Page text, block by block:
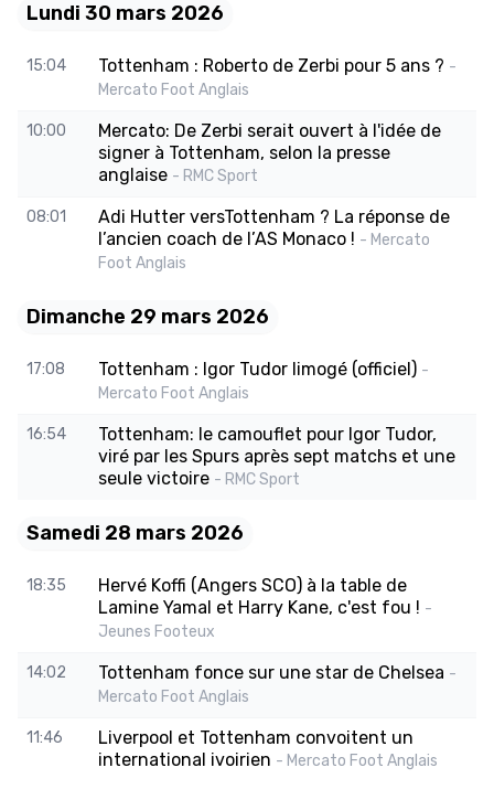
Lundi 30 mars 2026
15:04 Tottenham : Roberto de Zerbi pour 5 ans ? -
Mercato Foot Anglais
10:00
Mercato: De Zerbi serait ouvert à l'idée de
signer à Tottenham, selon la presse
anglaise - RMC Sport
08:01
Adi Hutter versTottenham ? La réponse de
l’ancien coach de l’AS Monaco ! - Mercato
Foot Anglais
Dimanche 29 mars 2026
17:08 Tottenham : Igor Tudor limogé (officiel) -
Mercato Foot Anglais
16:54
Tottenham: le camouflet pour Igor Tudor,
viré par les Spurs après sept matchs et une
seule victoire - RMC Sport
Samedi 28 mars 2026
18:35
Hervé Koffi (Angers SCO) à la table de
Lamine Yamal et Harry Kane, c'est fou ! -
Jeunes Footeux
14:02 Tottenham fonce sur une star de Chelsea -
Mercato Foot Anglais
11:46
Liverpool et Tottenham convoitent un
international ivoirien - Mercato Foot Anglais